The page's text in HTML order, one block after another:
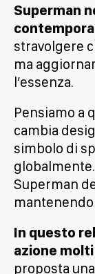
Superman
stravolgere
ma
l’essenza.
Pensiamo a
cambia
simbolo di
Superman
In questo
azione
proposta